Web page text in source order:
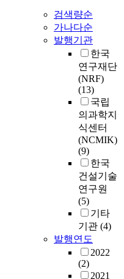
검색량순
가나다순
발행기관
한국
연구재단
(NRF)
(13)
국립
의과학지
식센터
(NCMIK)
(9)
한국
건설기술
연구원
(5)
기타
기관 (4)
발행연도
2022
(2)
2021